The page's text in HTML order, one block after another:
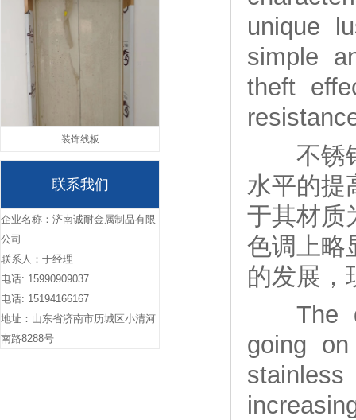
装饰线板
联系我们
企业名称：济南诚耐金属制品有限
公司
联系人：于经理
电话: 15990909037
电话: 15194166167
地址：山东省济南市历城区小清河
南路8288号
unique
simple
theft
不锈钢
水平的提
于其材质
色调上略
的发展，
The
going